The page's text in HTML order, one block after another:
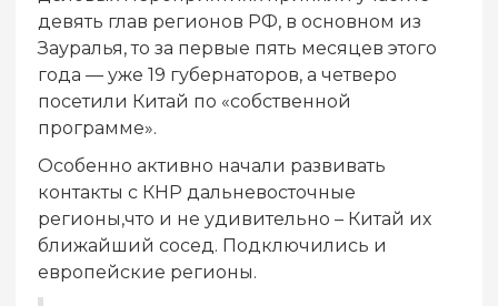
девять глав регионов РФ, в основном из
Зауралья, то за первые пять месяцев этого
года — уже 19 губернаторов, а четверо
посетили Китай по «собственной
программе».
Особенно активно начали развивать
контакты с КНР дальневосточные
регионы,что и не удивительно – Китай их
ближайший сосед. Подключились и
европейские регионы.